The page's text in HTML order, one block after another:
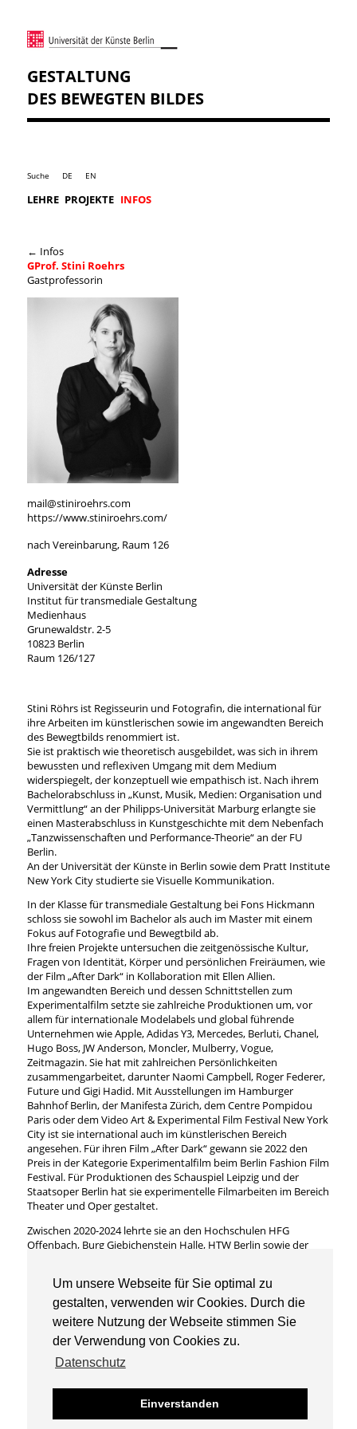
Um unsere Webseite für Sie optimal zu
gestalten, verwenden wir Cookies. Durch die
weitere Nutzung der Webseite stimmen Sie
der Verwendung von Cookies zu.
Datenschutz
Einverstanden
GESTALTUNG
DES BEWEGTEN BILDES
Suche DE EN
LEHRE PROJEKTE INFOS
← Infos
GProf. Stini Roehrs
Gastprofessorin
mail@stiniroehrs.com
https://www.stiniroehrs.com/
nach Vereinbarung, Raum 126
Adresse
Universität der Künste Berlin
Institut für transmediale Gestaltung
Medienhaus
Grunewaldstr. 2-5
10823 Berlin
Raum 126/127
Stini Röhrs ist Regisseurin und Fotografin, die international für
ihre Arbeiten im künstlerischen sowie im angewandten Bereich
des Bewegtbilds renommiert ist.
Sie ist praktisch wie theoretisch ausgebildet, was sich in ihrem
bewussten und reflexiven Umgang mit dem Medium
widerspiegelt, der konzeptuell wie empathisch ist. Nach ihrem
Bachelorabschluss in „Kunst, Musik, Medien: Organisation und
Vermittlung“ an der Philipps-Universität Marburg erlangte sie
einen Masterabschluss in Kunstgeschichte mit dem Nebenfach
„Tanzwissenschaften und Performance-Theorie“ an der FU
Berlin.
An der Universität der Künste in Berlin sowie dem Pratt Institute
New York City studierte sie Visuelle Kommunikation.
In der Klasse für transmediale Gestaltung bei Fons Hickmann
schloss sie sowohl im Bachelor als auch im Master mit einem
Fokus auf Fotografie und Bewegtbild ab.
Ihre freien Projekte untersuchen die zeitgenössische Kultur,
Fragen von Identität, Körper und persönlichen Freiräumen, wie
der Film „After Dark“ in Kollaboration mit Ellen Allien.
Im angewandten Bereich und dessen Schnittstellen zum
Experimentalfilm setzte sie zahlreiche Produktionen um, vor
allem für internationale Modelabels und global führende
Unternehmen wie Apple, Adidas Y3, Mercedes, Berluti, Chanel,
Hugo Boss, JW Anderson, Moncler, Mulberry, Vogue,
Zeitmagazin. Sie hat mit zahlreichen Persönlichkeiten
zusammengarbeitet, darunter Naomi Campbell, Roger Federer,
Future und Gigi Hadid. Mit Ausstellungen im Hamburger
Bahnhof Berlin, der Manifesta Zürich, dem Centre Pompidou
Paris oder dem Video Art & Experimental Film Festival New York
City ist sie international auch im künstlerischen Bereich
angesehen. Für ihren Film „After Dark“ gewann sie 2022 den
Preis in der Kategorie Experimentalfilm beim Berlin Fashion Film
Festival. Für Produktionen des Schauspiel Leipzig und der
Staatsoper Berlin hat sie experimentelle Filmarbeiten im Bereich
Theater und Oper gestaltet.
Zwischen 2020-2024 lehrte sie an den Hochschulen HFG
Offenbach, Burg Giebichenstein Halle, HTW Berlin sowie der
Berlin.
Universität der Künste Berlin